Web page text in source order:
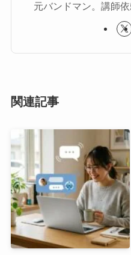
元バンドマン。講師
関連記事